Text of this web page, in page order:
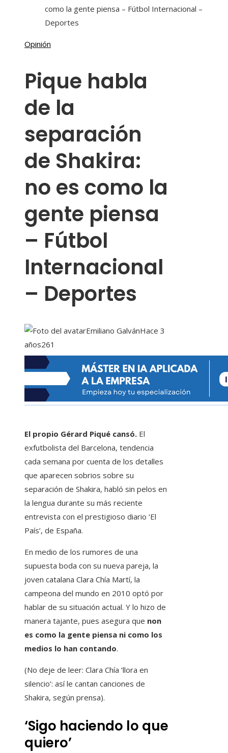
Opinión
Pique habla
de la
separación
de Shakira:
no es como la
gente piensa
– Fútbol
Internacional
– Deportes
Emiliano GalvánHace 3
años261
El propio Gérard Piqué cansó. El
exfutbolista del Barcelona, ​​tendencia
cada semana por cuenta de los detalles
que aparecen sobrios sobre su
separación de Shakira, habló sin pelos en
la lengua durante su más reciente
entrevista con el prestigioso diario ‘El
País’, de España.
En medio de los rumores de una
supuesta boda con su nueva pareja, la
joven catalana Clara Chía Martí, la
campeona del mundo en 2010 optó por
hablar de su situación actual. Y lo hizo de
manera tajante, pues asegura que non
es como la gente piensa ni como los
medios lo han contando.
(No deje de leer: Clara Chía ‘llora en
silencio’: así le cantan canciones de
Shakira, según prensa).
‘Sigo haciendo lo que
quiero’